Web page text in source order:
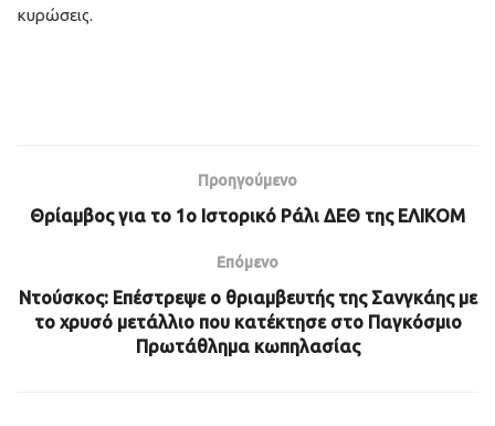
κυρώσεις.
Προηγούμενο
Θρίαμβος για το 1ο Ιστορικό Ράλι ΔΕΘ της ΕΛΙΚΟΜ
Επόμενο
Ντούσκος: Επέστρεψε ο θριαμβευτής της Σανγκάης με
το χρυσό μετάλλιο που κατέκτησε στο Παγκόσμιο
Πρωτάθλημα κωπηλασίας